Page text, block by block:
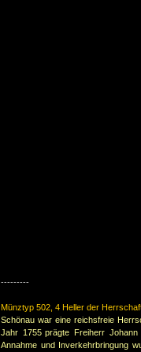
---------
Münztyp 502, 4 Heller der
Schönau war eine reichsfreie
Jahr 1755 prägte Freiherr Johann
Annahme und Inverkehrbringung